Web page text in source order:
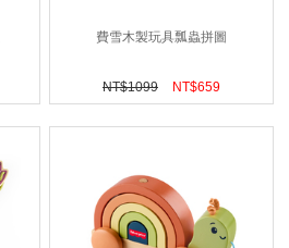
費雪木製玩具瓢蟲拼圖
NT$1099 NT$659